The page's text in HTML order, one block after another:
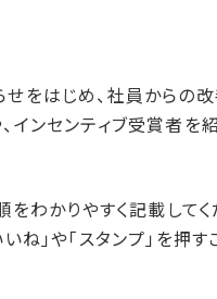
をはじめ、社員から
インセンティブ受賞者を
わかりやすく記載して
ね」や「スタンプ」を押